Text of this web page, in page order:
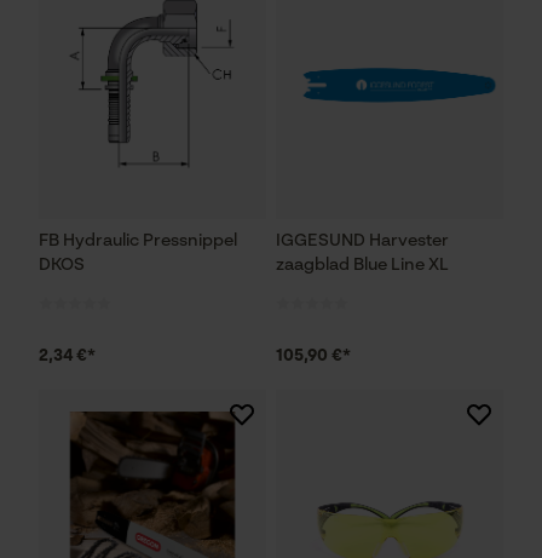
FB Hydraulic Pressnippel
DKOS
2,34 €*
IGGESUND Harvester
zaagblad Blue Line XL
105,90 €*